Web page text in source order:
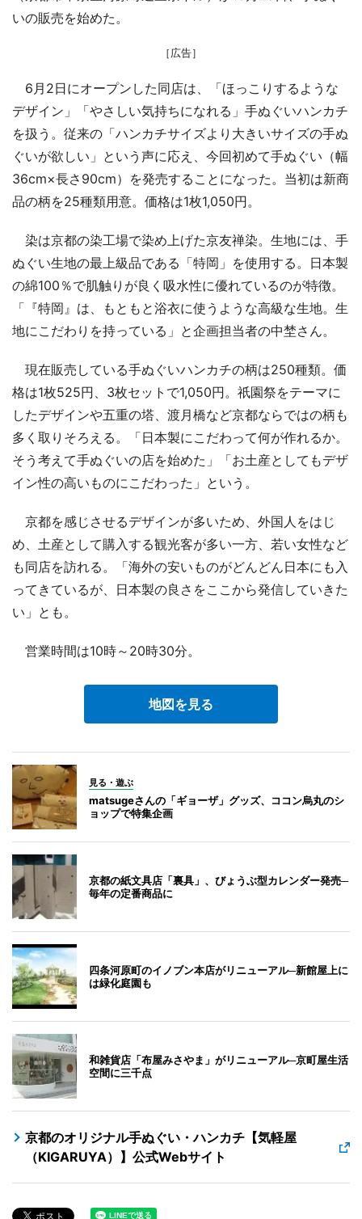
いの販売を始めた。
［広告］
6月2日にオープンした同店は、「ほっこりするような
デザイン」「やさしい気持ちになれる」手ぬぐいハンカチ
を扱う。従来の「ハンカチサイズより大きいサイズの手ぬ
ぐいが欲しい」という声に応え、今回初めて手ぬぐい（幅
36cm×長さ90cm）を発売することになった。当初は新商
品の柄を25種類用意。価格は1枚1,050円。
染は京都の染工場で染め上げた京友禅染。生地には、手
ぬぐい生地の最上級品である「特岡」を使用する。日本製
の綿100％で肌触りが良く吸水性に優れているのが特徴。
「『特岡』は、もともと浴衣に使うような高級な生地。生
地にこだわりを持っている」と企画担当者の中埜さん。
現在販売している手ぬぐいハンカチの柄は250種類。価
格は1枚525円、3枚セットで1,050円。祇園祭をテーマに
したデザインや五重の塔、渡月橋など京都ならではの柄も
多く取りそろえる。「日本製にこだわって何が作れるか。
そう考えて手ぬぐいの店を始めた」「お土産としてもデザ
イン性の高いものにこだわった」という。
京都を感じさせるデザインが多いため、外国人をはじ
め、土産として購入する観光客が多い一方、若い女性など
も同店を訪れる。「海外の安いものがどんどん日本にも入
ってきているが、日本製の良さをここから発信していきた
い」とも。
営業時間は10時～20時30分。
地図を見る
見る・遊ぶ
matsugeさんの「ギョーザ」グッズ、ココン烏丸のシ
ョップで特集企画
京都の紙文具店「裏具」、びょうぶ型カレンダー発売─
毎年の定番商品に
四条河原町のイノブン本店がリニューアル─新館屋上に
は緑化庭園も
和雑貨店「布屋みさやま」がリニューアル─京町屋生活
空間に三千点
京都のオリジナル手ぬぐい・ハンカチ【気軽屋
（KIGARUYA）】公式Webサイト